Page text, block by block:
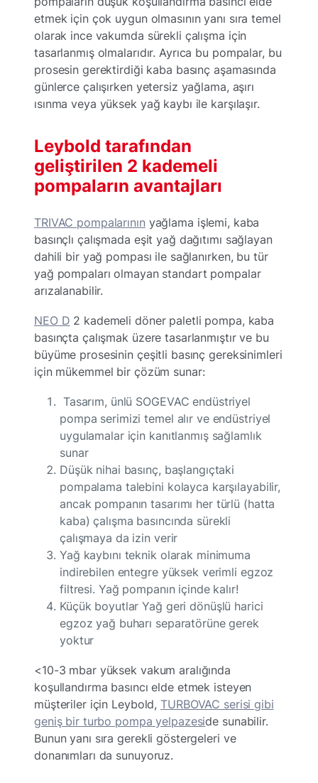
etmek için çok uygun olmasının yanı sıra temel
olarak ince vakumda sürekli çalışma için
tasarlanmış olmalarıdır. Ayrıca bu pompalar, bu
prosesin gerektirdiği kaba basınç aşamasında
günlerce çalışırken yetersiz yağlama, aşırı
ısınma veya yüksek yağ kaybı ile karşılaşır.
Leybold tarafından
geliştirilen 2 kademeli
pompaların avantajları
TRIVAC pompalarının yağlama işlemi, kaba
basınçlı çalışmada eşit yağ dağıtımı sağlayan
dahili bir yağ pompası ile sağlanırken, bu tür
yağ pompaları olmayan standart pompalar
arızalanabilir.
NEO D 2 kademeli döner paletli pompa, kaba
basınçta çalışmak üzere tasarlanmıştır ve bu
büyüme prosesinin çeşitli basınç gereksinimleri
için mükemmel bir çözüm sunar:
Tasarım, ünlü SOGEVAC endüstriyel
pompa serimizi temel alır ve endüstriyel
uygulamalar için kanıtlanmış sağlamlık
sunar
Düşük nihai basınç, başlangıçtaki
pompalama talebini kolayca karşılayabilir,
ancak pompanın tasarımı her türlü (hatta
kaba) çalışma basıncında sürekli
çalışmaya da izin verir
Yağ kaybını teknik olarak minimuma
indirebilen entegre yüksek verimli egzoz
filtresi. Yağ pompanın içinde kalır!
Küçük boyutlar Yağ geri dönüşlü harici
egzoz yağ buharı separatörüne gerek
yoktur
<10-3 mbar yüksek vakum aralığında
koşullandırma basıncı elde etmek isteyen
müşteriler için Leybold, TURBOVAC serisi gibi
geniş bir turbo pompa yelpazeside sunabilir.
Bunun yanı sıra gerekli göstergeleri ve
donanımları da sunuyoruz.